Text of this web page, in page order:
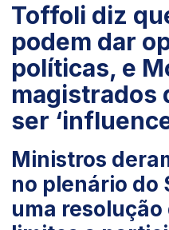
Toffoli diz
podem dar
políticas, e
magistrados
ser
Ministros
no plenário do
uma resolução